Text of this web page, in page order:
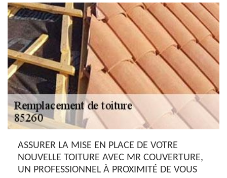
ASSURER LA MISE EN PLACE DE VOTRE
NOUVELLE TOITURE AVEC MR COUVERTURE,
UN PROFESSIONNEL À PROXIMITÉ DE VOUS